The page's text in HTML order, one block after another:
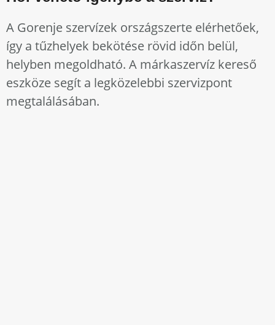
A Gorenje szervízek országszerte elérhetőek,
így a tűzhelyek bekötése rövid időn belül,
helyben megoldható. A márkaszervíz kereső
eszköze segít a legközelebbi szervizpont
megtalálásában.